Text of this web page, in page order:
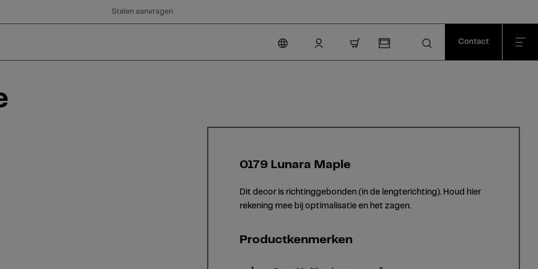
Stalen aanvragen
Contact
0179 Lunara Maple
Dit decor is richtinggebonden (in de lengterichting). Houd hier
rekening mee bij optimalisatie en het zagen.
Productkenmerken